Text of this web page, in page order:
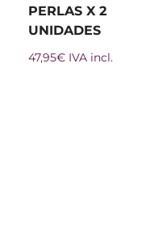
PERLAS X 2
UNIDADES
47,95€ IVA incl.